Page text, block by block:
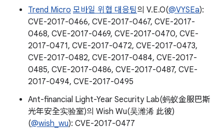
Trend Micro 모바일 위협 대응팀의 V.E.O(@VYSEa):
CVE-2017-0466, CVE-2017-0467, CVE-2017-
0468, CVE-2017-0469, CVE-2017-0470, CVE-
2017-0471, CVE-2017-0472, CVE-2017-0473,
CVE-2017-0482, CVE-2017-0484, CVE-2017-
0485, CVE-2017-0486, CVE-2017-0487, CVE-
2017-0494, CVE-2017-0495
Ant-financial Light-Year Security Lab(蚂蚁金服巴斯
光年安全实验室)의 Wish Wu(吴潍浠 此彼)
(@wish_wu): CVE-2017-0477